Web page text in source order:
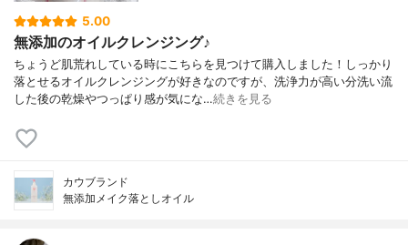
5.00
無添加のオイルクレンジング♪
ちょうど肌荒れしている時にこちらを見つけて購入しました！しっかり
落とせるオイルクレンジングが好きなのですが、洗浄力が高い分洗い流
した後の乾燥やつっぱり感が気にな…続きを見る
カウブランド
無添加メイク落としオイル